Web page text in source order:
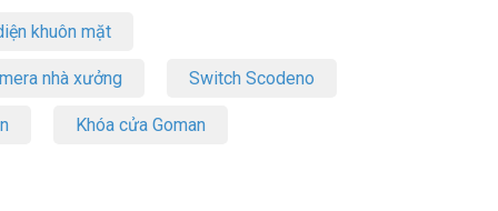
khuôn mặt
nhà xưởng Switch Scodeno
Khóa cửa Goman